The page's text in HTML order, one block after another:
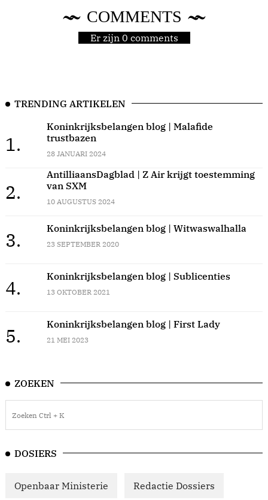
COMMENTS
Er zijn 0 comments
TRENDING ARTIKELEN
1.
Koninkrijksbelangen blog | Malafide
trustbazen
28 JANUARI 2024
2.
AntilliaansDagblad | Z Air krijgt toestemming
van SXM
10 AUGUSTUS 2024
3.
Koninkrijksbelangen blog | Witwaswalhalla
23 SEPTEMBER 2020
4.
Koninkrijksbelangen blog | Sublicenties
13 OKTOBER 2021
5.
Koninkrijksbelangen blog | First Lady
21 MEI 2023
ZOEKEN
DOSIERS
Openbaar Ministerie Redactie Dossiers